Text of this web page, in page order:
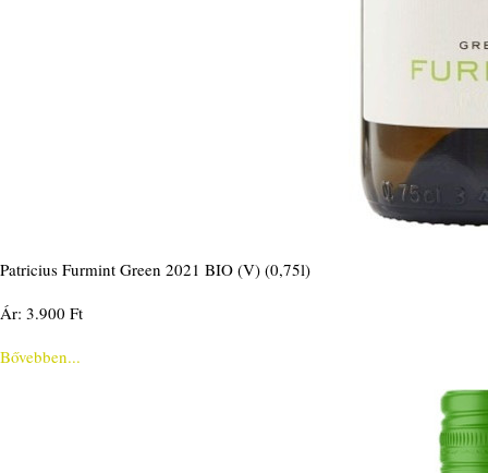
Patricius Furmint Green 2021 BIO (V) (0,75l)
Ár: 3.900 Ft
Bővebben...